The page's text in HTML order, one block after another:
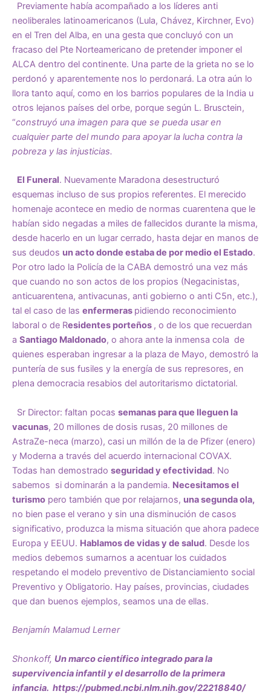
Previamente había acompañado a los líderes anti
neoliberales latinoamericanos (Lula, Chávez, Kirchner, Evo)
en el Tren del Alba, en una gesta que concluyó con un
fracaso del Pte Norteamericano de pretender imponer el
ALCA dentro del continente. Una parte de la grieta no se lo
perdonó y aparentemente nos lo perdonará. La otra aún lo
llora tanto aquí, como en los barrios populares de la India u
otros lejanos países del orbe, porque según L. Brusctein,
“construyó una imagen para que se pueda usar en
cualquier parte del mundo para apoyar la lucha contra la
pobreza y las injusticias.
El Funeral. Nuevamente Maradona desestructuró
esquemas incluso de sus propios referentes. El merecido
homenaje acontece en medio de normas cuarentena que le
habían sido negadas a miles de fallecidos durante la misma,
desde hacerlo en un lugar cerrado, hasta dejar en manos de
sus deudos un acto donde estaba de por medio el Estado.
Por otro lado la Policía de la CABA demostró una vez más
que cuando no son actos de los propios (Negacinistas,
anticuarentena, antivacunas, anti gobierno o anti C5n, etc.),
tal el caso de las enfermeras pidiendo reconocimiento
laboral o de Residentes porteños , o de los que recuerdan
a Santiago Maldonado, o ahora ante la inmensa cola de
quienes esperaban ingresar a la plaza de Mayo, demostró la
puntería de sus fusiles y la energía de sus represores, en
plena democracia resabios del autoritarismo dictatorial.
Sr Director: faltan pocas semanas para que lleguen la
vacunas, 20 millones de dosis rusas, 20 millones de
AstraZe-neca (marzo), casi un millón de la de Pfizer (enero)
y Moderna a través del acuerdo internacional COVAX.
Todas han demostrado seguridad y efectividad. No
sabemos si dominarán a la pandemia. Necesitamos el
turismo pero también que por relajarnos, una segunda ola,
no bien pase el verano y sin una disminución de casos
significativo, produzca la misma situación que ahora padece
Europa y EEUU. Hablamos de vidas y de salud. Desde los
medios debemos sumarnos a acentuar los cuidados
respetando el modelo preventivo de Distanciamiento social
Preventivo y Obligatorio. Hay países, provincias, ciudades
que dan buenos ejemplos, seamos una de ellas.
Benjamín Malamud Lerner
Shonkoff, Un marco científico integrado para la
supervivencia infantil y el desarrollo de la primera
infancia. https://pubmed.ncbi.nlm.nih.gov/22218840/